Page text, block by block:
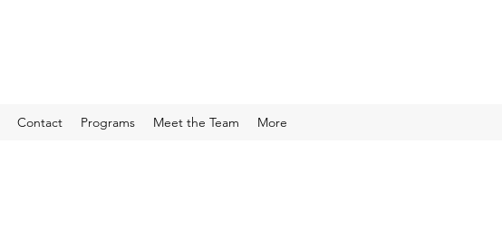
Contact Programs Meet the Team More